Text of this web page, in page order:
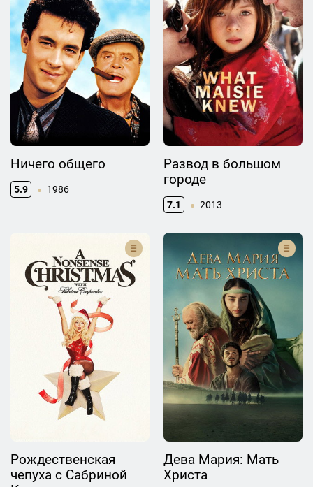
Ничего общего
5.9 1986
Развод в большом
городе
7.1 2013
Рождественская
чепуха с Сабриной
Дева Мария: Мать
Христа